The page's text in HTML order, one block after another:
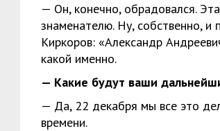
— Он, конечно, обрадовался.
знаменателю. Ну, собственно, и
Киркоров: «Александр
какой именно.
— Какие будут ваши
— Да, 22 декабря мы все это
времени.